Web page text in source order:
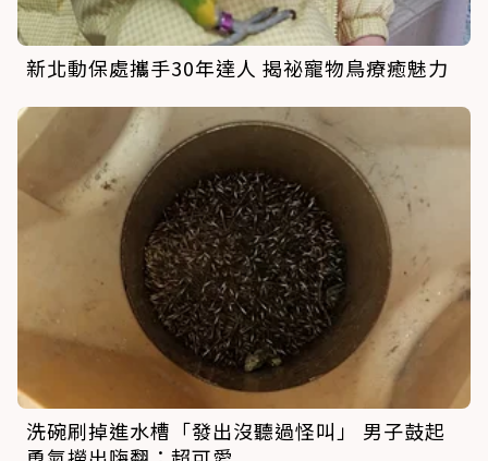
新北動保處攜手30年達人 揭祕寵物鳥療癒魅力
洗碗刷掉進水槽「發出沒聽過怪叫」 男子鼓起